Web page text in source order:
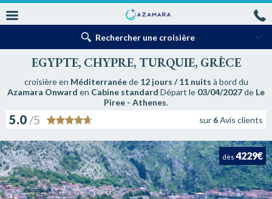
Rechercher une croisière
EGYPTE, CHYPRE, TURQUIE, GRÈCE
croisière en Méditerranéede 12 jours / 11 nuits à bord du
Azamara Onward en Cabine standard Départ le 03/04/2027de Le
Piree - Athenes.
5.0 /5 sur 6Avis clients
dès 4229€